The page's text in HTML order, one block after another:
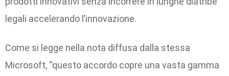
legali accelerando l’innovazione.
Come si legge nella nota diffusa dalla stessa
Microsoft, “questo accordo copre una vasta gamma